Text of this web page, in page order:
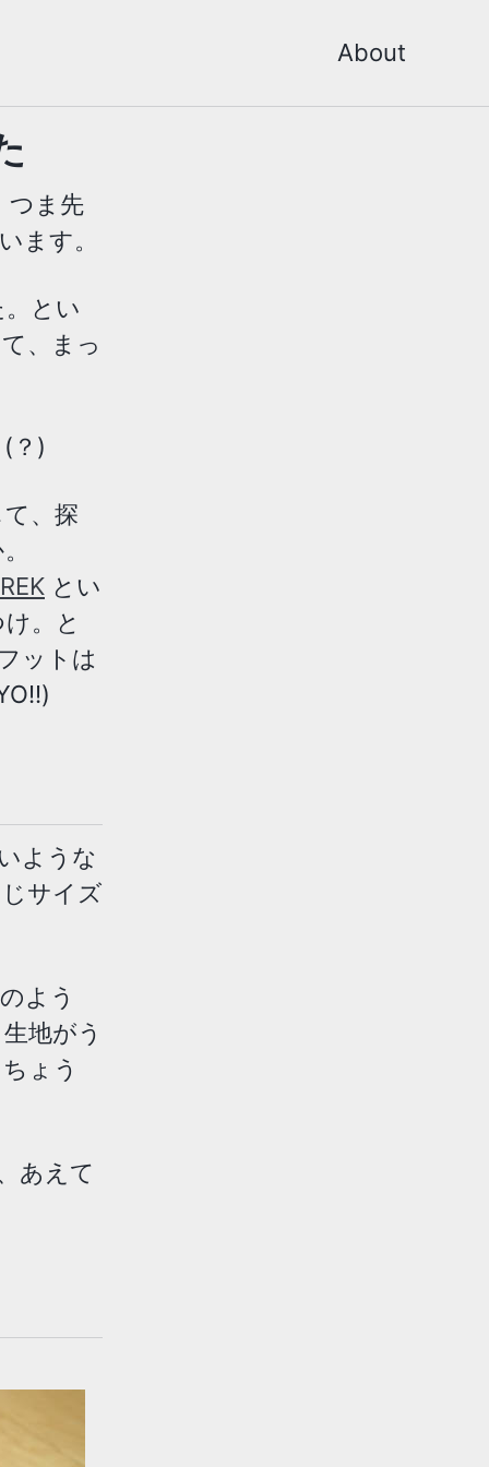
About
つま先
ます。
とい
、まっ
？)
、探
とい
。と
ットは
ような
サイズ
よう
地がう
ょう
あえて